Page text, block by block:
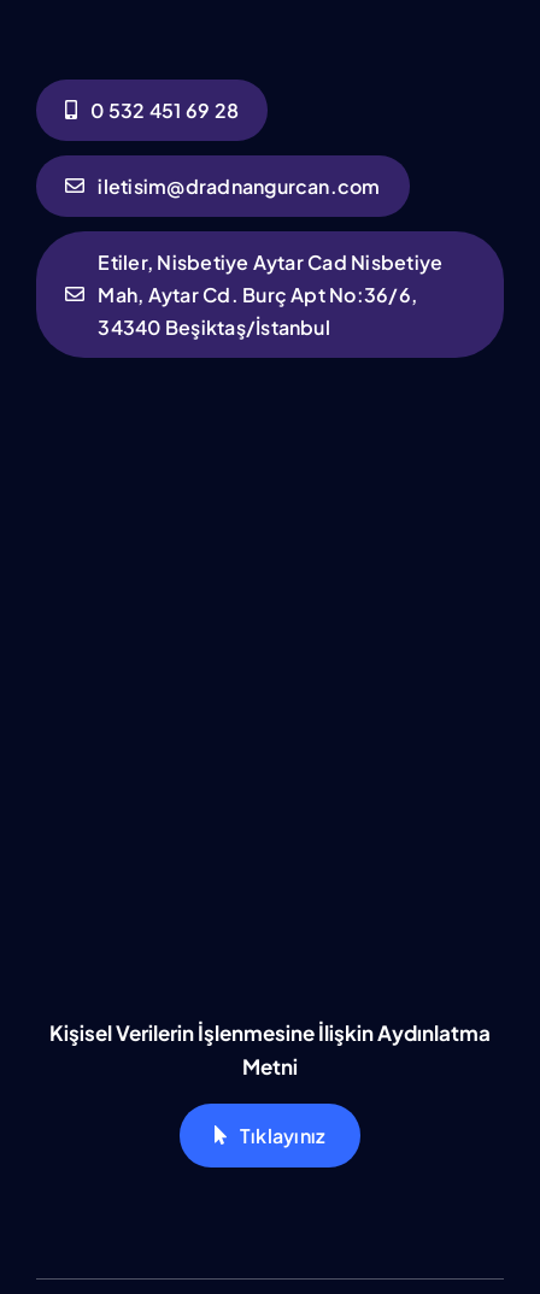
0 532 451 69 28
iletisim@dradnangurcan.com
Etiler, Nisbetiye Aytar Cad Nisbetiye
Mah, Aytar Cd. Burç Apt No:36/6,
34340 Beşiktaş/İstanbul
Kişisel Verilerin İşlenmesine İlişkin Aydınlatma
Metni
Tıklayınız